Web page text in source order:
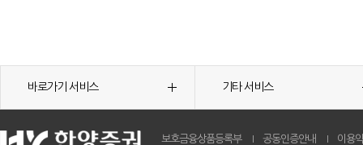
바로가기 서비스 기타 서비스
보호금융상품등록부 공동인증안내 이용